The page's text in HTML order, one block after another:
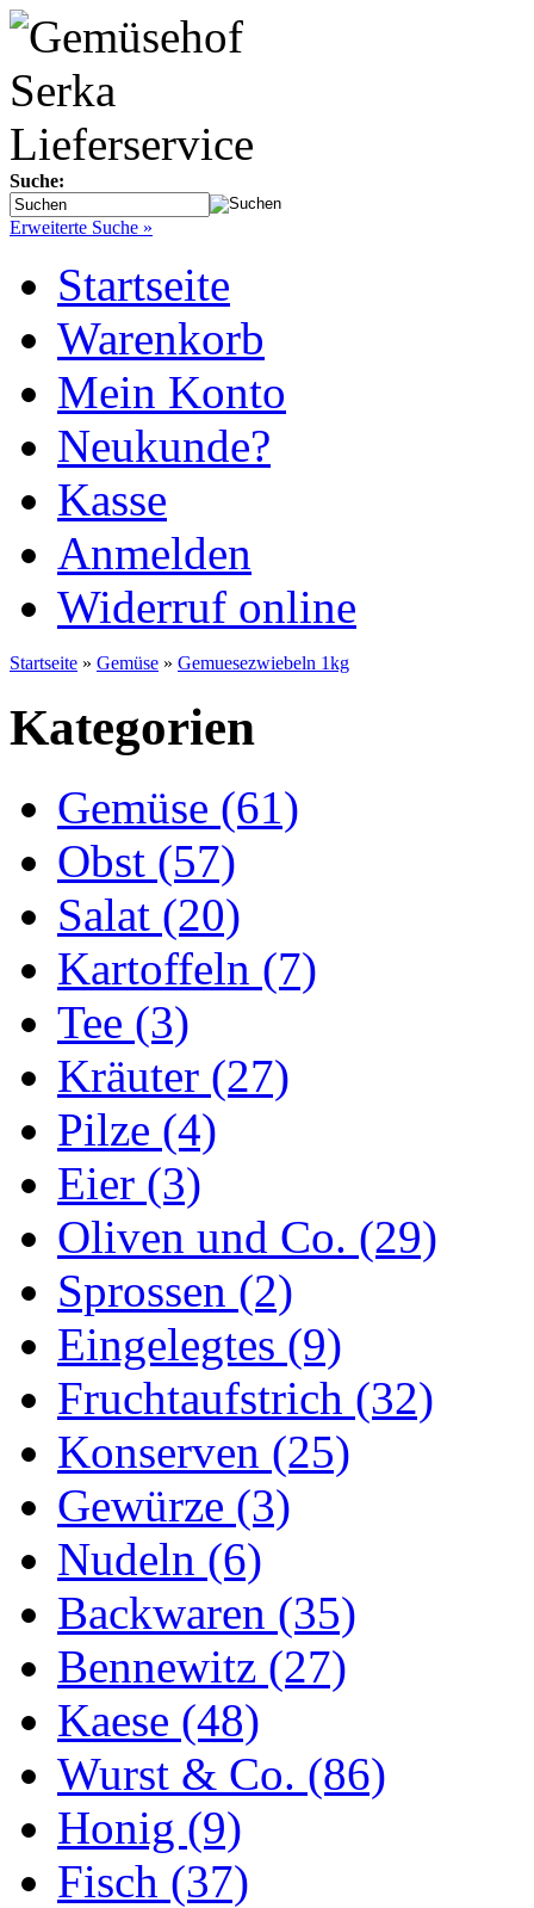
Suche:
Erweiterte Suche »
Startseite
Warenkorb
Mein Konto
Neukunde?
Kasse
Anmelden
Widerruf online
Startseite » Gemüse » Gemuesezwiebeln 1kg
Kategorien
Gemüse (61)
Obst (57)
Salat (20)
Kartoffeln (7)
Tee (3)
Kräuter (27)
Pilze (4)
Eier (3)
Oliven und Co. (29)
Sprossen (2)
Eingelegtes (9)
Fruchtaufstrich (32)
Konserven (25)
Gewürze (3)
Nudeln (6)
Backwaren (35)
Bennewitz (27)
Kaese (48)
Wurst & Co. (86)
Honig (9)
Fisch (37)